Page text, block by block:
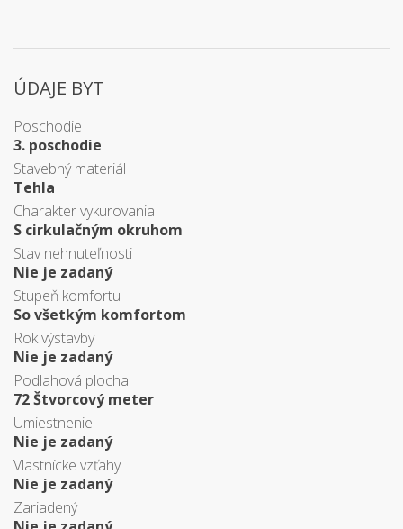
ÚDAJE BYT
Poschodie
3. poschodie
Stavebný materiál
Tehla
Charakter vykurovania
S cirkulačným okruhom
Stav nehnuteľnosti
Nie je zadaný
Stupeň komfortu
So všetkým komfortom
Rok výstavby
Nie je zadaný
Podlahová plocha
72 Štvorcový meter
Umiestnenie
Nie je zadaný
Vlastnícke vzťahy
Nie je zadaný
Zariadený